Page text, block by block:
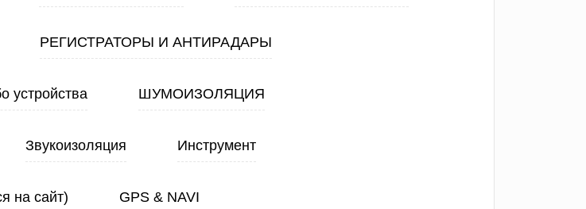
РЕГИСТРАТОРЫ И АНТИРАДАРЫ
устройства ШУМОИЗОЛЯЦИЯ
Звукоизоляция Инструмент
на сайт) GPS & NAVI